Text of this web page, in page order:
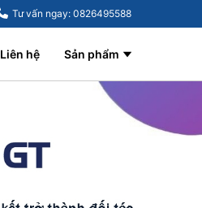
Tư vấn ngay: 0826495588
Liên hệ Sản phẩm